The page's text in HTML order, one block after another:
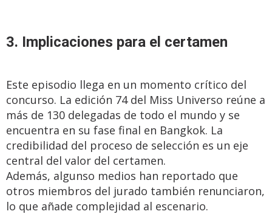
3. Implicaciones para el certamen
Este episodio llega en un momento crítico del
concurso. La edición 74 del Miss Universo reúne a
más de 130 delegadas de todo el mundo y se
encuentra en su fase final en Bangkok. La
credibilidad del proceso de selección es un eje
central del valor del certamen.
Además, algunso medios han reportado que
otros miembros del jurado también renunciaron,
lo que añade complejidad al escenario.